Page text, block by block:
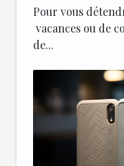
Pour vous
vacances ou de
de...